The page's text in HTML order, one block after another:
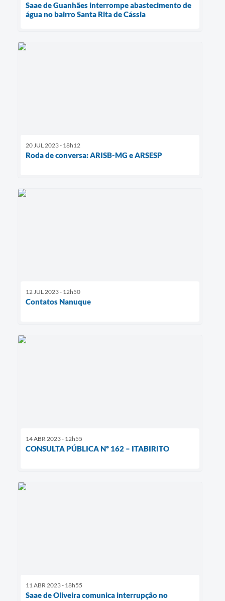
Saae de Guanhães interrompe abastecimento de
água no bairro Santa Rita de Cássia
20 JUL 2023 - 18h12
Roda de conversa: ARISB-MG e ARSESP
12 JUL 2023 - 12h50
Contatos Nanuque
14 ABR 2023 - 12h55
CONSULTA PÚBLICA Nº 162 – ITABIRITO
11 ABR 2023 - 18h55
Saae de Oliveira comunica interrupção no